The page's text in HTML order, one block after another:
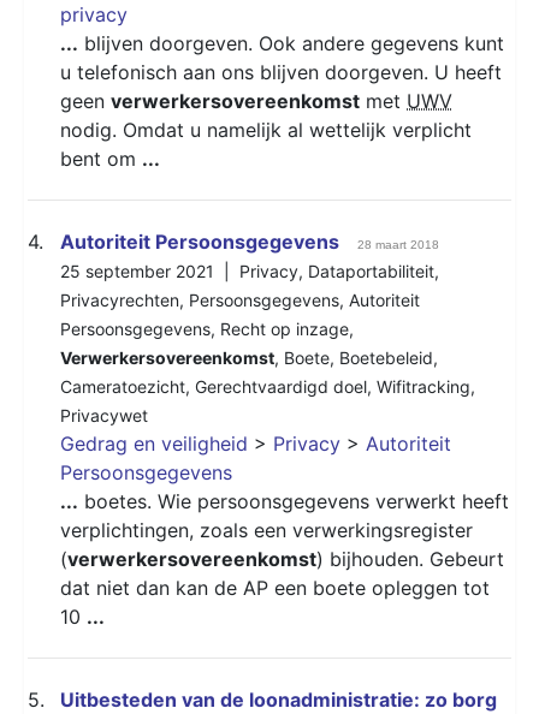
privacy
... blijven doorgeven. Ook andere gegevens kunt
u telefonisch aan ons blijven doorgeven. U heeft
geen verwerkersovereenkomst met UWV
nodig. Omdat u namelijk al wettelijk verplicht
bent om ...
4. Autoriteit Persoonsgegevens 28 maart 2018
25 september 2021 | Privacy, Dataportabiliteit,
Privacyrechten, Persoonsgegevens, Autoriteit
Persoonsgegevens, Recht op inzage,
Verwerkersovereenkomst, Boete, Boetebeleid,
Cameratoezicht, Gerechtvaardigd doel, Wifitracking,
Privacywet
Gedrag en veiligheid > Privacy > Autoriteit
Persoonsgegevens
... boetes. Wie persoonsgegevens verwerkt heeft
verplichtingen, zoals een verwerkingsregister
(verwerkersovereenkomst) bijhouden. Gebeurt
dat niet dan kan de AP een boete opleggen tot
10 ...
5. Uitbesteden van de loonadministratie: zo borg